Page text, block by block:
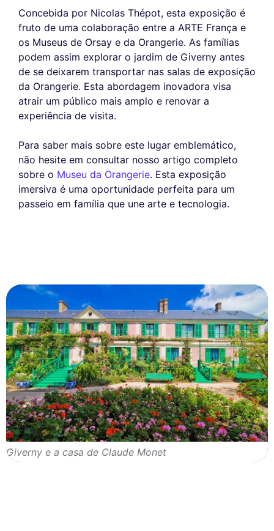
Concebida por Nicolas Thépot, esta exposição é
fruto de uma colaboração entre a ARTE França e
os Museus de Orsay e da Orangerie. As famílias
podem assim explorar o jardim de Giverny antes
de se deixarem transportar nas salas de exposição
da Orangerie. Esta abordagem inovadora visa
atrair um público mais amplo e renovar a
experiência de visita.
Para saber mais sobre este lugar emblemático,
não hesite em consultar nosso artigo completo
sobre o Museu da Orangerie. Esta exposição
imersiva é uma oportunidade perfeita para um
passeio em família que une arte e tecnologia.
Giverny e a casa de Claude Monet